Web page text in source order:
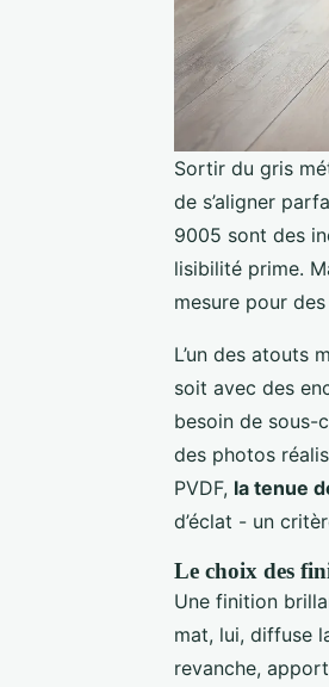
Sortir du gris
de s’aligner
9005 sont des
lisibilité prime.
mesure pour
L’un des atouts
soit avec des
besoin de sous-
des photos
PVDF, la tenue
d’éclat - un
Le choix des
Une finition
mat, lui, diffuse
revanche,